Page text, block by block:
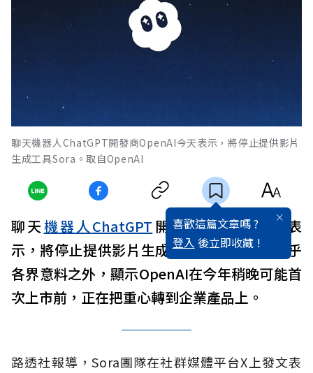
聊天機器人ChatGPT開發商OpenAI今天表示，將停止提供影片
生成工具Sora。取自OpenAI
喜歡這篇文章嗎 ?
登入 後立即收藏 !
聊天機器人ChatGPT 開發商OpenAI今天表
示，將停止提供影片生成工具Sora，此舉出乎
各界意料之外，顯示OpenAI在今年稍晚可能首
次上市前，正在把重心轉到企業產品上。
路透社報導，Sora團隊在社群媒體平台X上發文表